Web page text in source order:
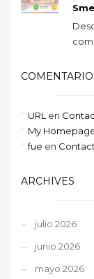
URL en
My
fue en
ARCHIVES
julio 2026
junio 2026
mayo 2026